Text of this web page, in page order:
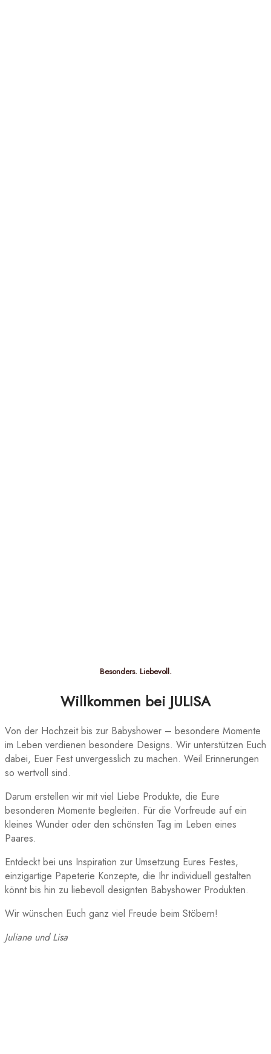
Besonders. Liebevoll.
Willkommen bei JULISA
Von der Hochzeit bis zur Babyshower – besondere Momente
im Leben verdienen besondere Designs. Wir unterstützen Euch
dabei, Euer Fest unvergesslich zu machen. Weil Erinnerungen
so wertvoll sind.
Darum erstellen wir mit viel Liebe Produkte, die Eure
besonderen Momente begleiten. Für die Vorfreude auf ein
kleines Wunder oder den schönsten Tag im Leben eines
Paares.
Entdeckt bei uns Inspiration zur Umsetzung Eures Festes,
einzigartige Papeterie Konzepte, die Ihr individuell gestalten
könnt bis hin zu liebevoll designten Babyshower Produkten.
Wir wünschen Euch ganz viel Freude beim Stöbern!
Juliane und Lisa